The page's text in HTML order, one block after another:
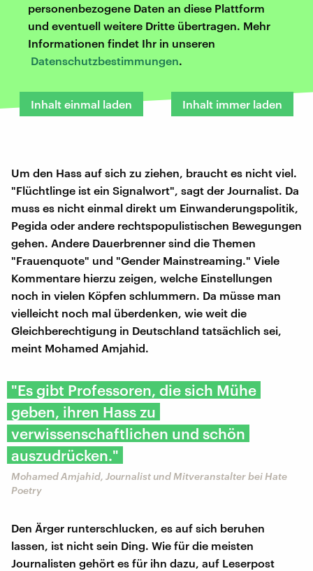
personenbezogene Daten an diese Plattform
und eventuell weitere Dritte übertragen. Mehr
Informationen findet Ihr in unseren
Datenschutzbestimmungen.
Inhalt einmal laden Inhalt immer laden
Um den Hass auf sich zu ziehen, braucht es nicht viel.
"Flüchtlinge ist ein Signalwort", sagt der Journalist. Da
muss es nicht einmal direkt um Einwanderungspolitik,
Pegida oder andere rechtspopulistischen Bewegungen
gehen. Andere Dauerbrenner sind die Themen
"Frauenquote" und "Gender Mainstreaming." Viele
Kommentare hierzu zeigen, welche Einstellungen
noch in vielen Köpfen schlummern. Da müsse man
vielleicht noch mal überdenken, wie weit die
Gleichberechtigung in Deutschland tatsächlich sei,
meint Mohamed Amjahid.
"Es gibt Professoren, die sich Mühe
geben, ihren Hass zu
verwissenschaftlichen und schön
auszudrücken."
Mohamed Amjahid, Journalist und Mitveranstalter bei Hate
Poetry
Den Ärger runterschlucken, es auf sich beruhen
lassen, ist nicht sein Ding. Wie für die meisten
Journalisten gehört es für ihn dazu, auf Leserpost